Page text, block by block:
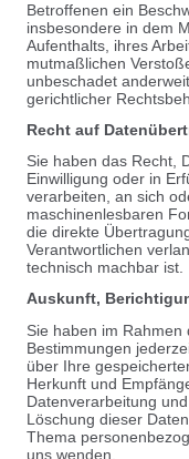
Betroffenen ein
insbesondere in dem
Aufenthalts, ihres
mutmaßlichen
unbeschadet
gerichtlicher
Recht auf
Sie haben das Recht,
Einwilligung oder in
verarbeiten, an sich
maschinenlesbaren
die direkte
Verantwortlichen
technisch machbar ist.
Auskunft,
Sie haben im
Bestimmungen
über Ihre
Herkunft und
Datenverarbeitung
Löschung dieser
Thema
uns wenden.